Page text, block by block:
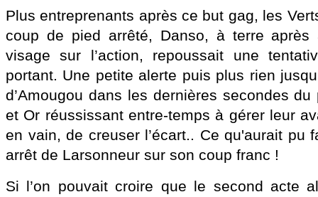
Plus entreprenants après ce but gag, les
coup de pied arrêté, Danso, à terre
visage sur l’action, repoussait une
portant. Une petite alerte puis plus rien
d’Amougou dans les dernières secondes
et Or réussissant entre-temps à gérer leur
en vain, de creuser l’écart.. Ce qu'aurait pu
arrêt de Larsonneur sur son coup franc !
Si l’on pouvait croire que le second acte